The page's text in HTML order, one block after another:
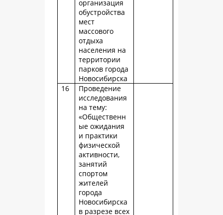
организация
обустройства
мест
массового
отдыха
населения на
территории
парков города
Новосибирска
16
Проведение
исследования
на тему:
«Общественн
ые ожидания
и практики
физической
активности,
занятий
спортом
жителей
города
Новосибирска
в разрезе всех